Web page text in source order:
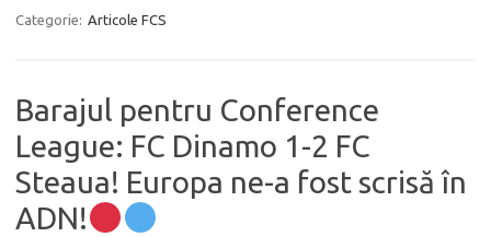
Categorie: Articole FCS
Barajul pentru Conference
League: FC Dinamo 1-2 FC
Steaua! Europa ne-a fost scrisă în
ADN!